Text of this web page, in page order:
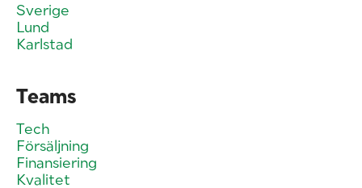
Sverige
Lund
Karlstad
Teams
Tech
Försäljning
Finansiering
Kvalitet